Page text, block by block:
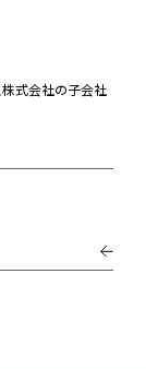
式会社の子会社